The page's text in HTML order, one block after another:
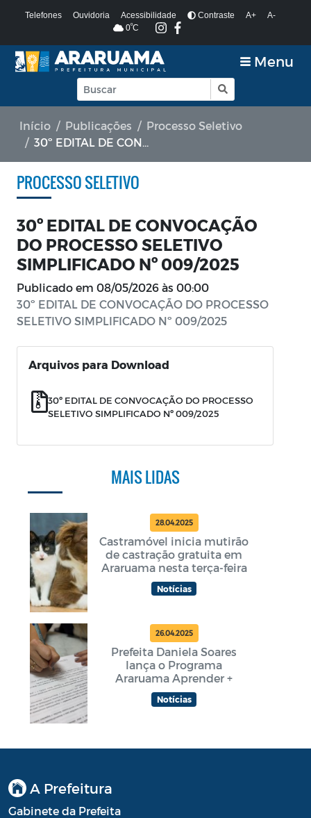
Telefones Ouvidoria Acessibilidade Contraste A+
A-
0ºC
Menu
Início Publicações
Processo Seletivo
30º EDITAL DE CONVOCAÇÃO DO PROCESSO SELETIVO SIMPLIFICADO Nº 009/2025
PROCESSO SELETIVO
30º EDITAL DE CONVOCAÇÃO
DO PROCESSO SELETIVO
SIMPLIFICADO Nº 009/2025
Publicado em 08/05/2026 às 00:00
30º EDITAL DE CONVOCAÇÃO DO PROCESSO
SELETIVO SIMPLIFICADO Nº 009/2025
Arquivos para Download
30º EDITAL DE CONVOCAÇÃO DO PROCESSO
SELETIVO SIMPLIFICADO Nº 009/2025
MAIS LIDAS
28.04.2025
Castramóvel inicia mutirão
de castração gratuita em
Araruama nesta terça-feira
Notícias
26.04.2025
Prefeita Daniela Soares
lança o Programa
Araruama Aprender +
Notícias
A Prefeitura
Gabinete da Prefeita